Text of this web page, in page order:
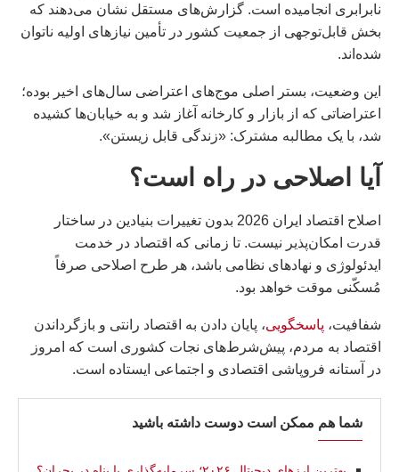
نابرابری انجامیده است. گزارش‌های مستقل نشان می‌دهند که
بخش قابل‌توجهی از جمعیت کشور در تأمین نیازهای اولیه ناتوان
شده‌اند.
این وضعیت، بستر اصلی موج‌های اعتراضی سال‌های اخیر بوده؛
اعتراضاتی که از بازار و کارخانه آغاز شد و به خیابان‌ها کشیده
شد، با یک مطالبه مشترک: «زندگی قابل زیستن».
آیا اصلاحی در راه است؟
اصلاح اقتصاد ایران 2026 بدون تغییرات بنیادین در ساختار
قدرت امکان‌پذیر نیست. تا زمانی که اقتصاد در خدمت
ایدئولوژی و نهادهای نظامی باشد، هر طرح اصلاحی صرفاً
مُسکّنی موقت خواهد بود.
شفافیت، پاسخگویی، پایان دادن به اقتصاد رانتی و بازگرداندن
اقتصاد به مردم، پیش‌شرط‌های نجات کشوری است که امروز
در آستانه فروپاشی اقتصادی و اجتماعی ایستاده است.
شما هم ممکن است دوست داشته باشید